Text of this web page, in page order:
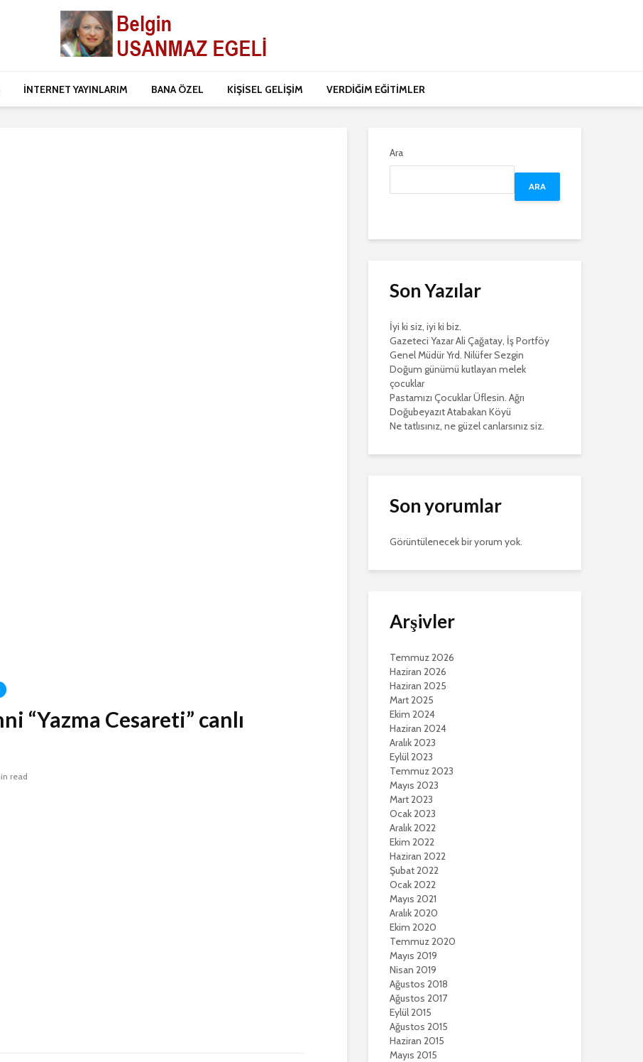
İNTERNET YAYINLARIM BANA ÖZEL KİŞİSEL GELİŞİM VERDİĞİM EĞİTİMLER
“Yazma Cesareti” canlı
read
Ara
ARA
Son Yazılar
İyi ki siz, iyi ki biz.
Gazeteci Yazar Ali Çağatay, İş Portföy
Genel Müdür Yrd. Nilüfer Sezgin
Doğum günümü kutlayan melek
çocuklar
Pastamızı Çocuklar Üflesin. Ağrı
Doğubeyazıt Atabakan Köyü
Ne tatlısınız, ne güzel canlarsınız siz.
Son yorumlar
Görüntülenecek bir yorum yok.
Arşivler
Temmuz 2026
Haziran 2026
Haziran 2025
Mart 2025
Ekim 2024
Haziran 2024
Aralık 2023
Eylül 2023
Temmuz 2023
Mayıs 2023
Mart 2023
Ocak 2023
Aralık 2022
Ekim 2022
Haziran 2022
Şubat 2022
Ocak 2022
Mayıs 2021
Aralık 2020
Ekim 2020
Temmuz 2020
Mayıs 2019
Nisan 2019
Ağustos 2018
Ağustos 2017
Eylül 2015
Ağustos 2015
Haziran 2015
Mayıs 2015